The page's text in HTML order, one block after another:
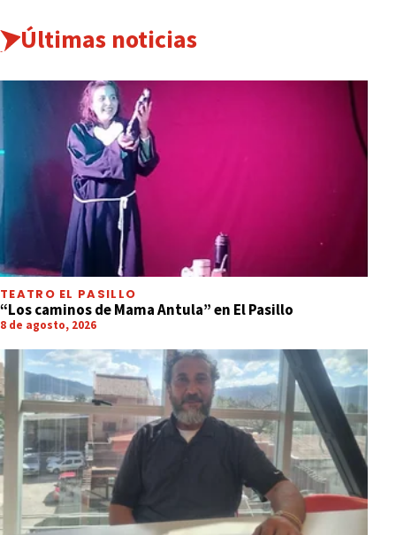
Últimas noticias
TEATRO EL PASILLO
“Los caminos de Mama Antula” en El Pasillo
8 de agosto, 2026